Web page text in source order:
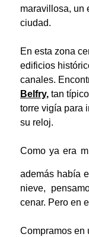
maravillosa, un
ciudad.
En esta zona
edificios
canales.
Belfry, tan
torre vigía para
su reloj.
Como ya era
además había
nieve,
cenar. Pero en
Compramos en